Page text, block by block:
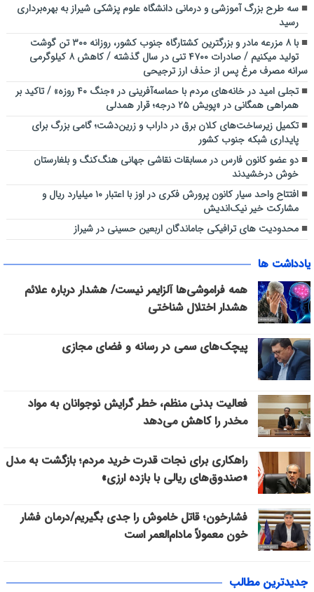
سه طرح بزرگ آموزشی و درمانی دانشگاه علوم پزشکی شیراز به بهره‌برداری
رسید
با ۸ مزرعه مادر و بزرگترین کشتارگاه جنوب کشور، روزانه ۳۰۰ تن گوشت
تولید میکنیم / صادرات ۴۷۰۰ تنی در سال گذشته / کاهش ۸ کیلوگرمی
سرانه مصرف مرغ پس از حذف ارز ترجیحی
تجلی امید در خانه‌های مردم با حماسه‌آفرینی در «جنگ ۴۰ روزه» / تاکید بر
همراهی همگانی در «پویش ۲۵ درجه؛ قرار همدلی
تکمیل زیرساخت‌های کلان برق در داراب و زرین‌دشت؛ گامی بزرگ برای
پایداری شبکه جنوب کشور
دو عضو کانون فارس در مسابقات نقاشی جهانی هنگ‌کنگ و بلغارستان
خوش درخشیدند
افتتاح واحد سیار کانون پرورش فکری در اوز با اعتبار ۱۰ میلیارد ریال و
مشارکت خیر نیک‌اندیش
محدودیت های ترافیکی جاماندگان اربعین حسینی در شیراز
یادداشت ها
همه فراموشی‌ها آلزایمر نیست/ هشدار درباره علائم
هشدار اختلال شناختی
پیچک‌های سمی در رسانه و فضای مجازی
فعالیت بدنی منظم، خطر گرایش نوجوانان به مواد
مخدر را کاهش می‌دهد
راهکاری برای نجات قدرت خرید مردم؛ بازگشت به مدل
«صندوق‌های ریالی با بازده ارزی»
فشارخون؛ قاتل خاموش را جدی بگیریم/درمان فشار
خون معمولاً مادام‌العمر است
جدیدترین مطالب